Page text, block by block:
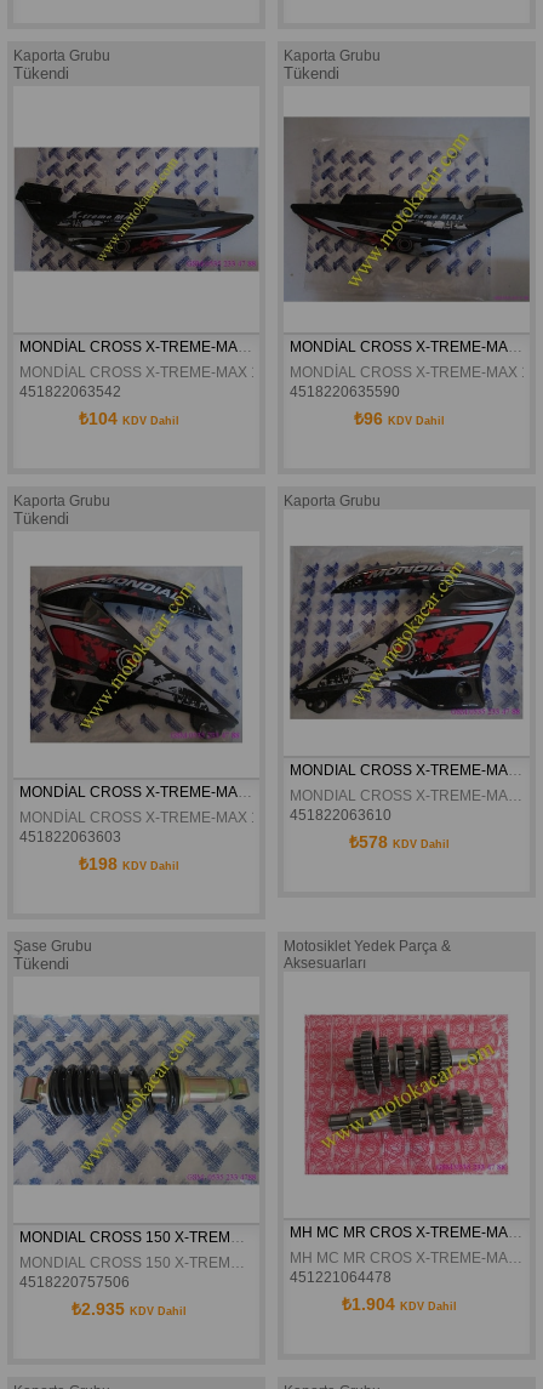
Kaporta Grubu
Tükendi
MONDİAL CROSS X-TREME-MAX 150 SAĞ ARKA SİYAH SLE ALTI GRENAJ ORJİNAL
MONDİAL CROSS X-TREME-MAX 150 SAĞ ARKA SİYAH SLE ALTI GRENAJ
451822063542
₺104 KDV Dahil
Kaporta Grubu
Tükendi
MONDİAL CROSS X-TREME-MAX
4518220635590
₺96 KDV Dahil
Kaporta Grubu
Tükendi
MONDİAL CROSS X-TREME-MAX 150 SOL DEPO GRENAJI ORJİNAL
MONDİAL CROSS X-TREME-MAX 150 SOL DEPO GRENAJI ORJİNAL
451822063603
₺198 KDV Dahil
Kaporta Grubu
MONDIAL CROSS X-TREME-MAX 150 SAG DEPO GRENAJI ORJINAL
MONDIAL CROSS X-TREME-MAX 150 SAG DEPO GRENAJI ORJINAL
451822063610
₺578 KDV Dahil
Şase Grubu
Tükendi
MONDIAL CROSS 150 X-TREME MAX 34CM ARKA AMORTISÖR ORJINAL
MONDIAL CROSS 150 X-TREME MAX 34CM ARKA AMORTISÖR ORJINAL
4518220757506
₺2.935 KDV Dahil
Motosiklet Yedek Parça &
Aksesuarları
MH MC MR CROS X-TREME-MAX DELTAFORCE SANZIMAN DISLI SETI
MH MC MR CROS X-TREME-MAX DELTAFORCE SANZIMAN DISLI SETI
451221064478
₺1.904 KDV Dahil